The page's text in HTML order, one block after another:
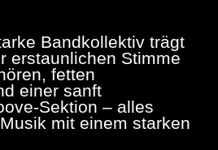
Bandkollektiv trägt
erstaunlichen Stimme
fetten
einer sanft
Sektion – alles
mit einem starken